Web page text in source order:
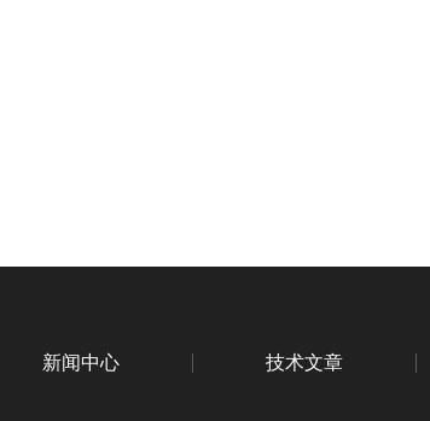
新闻中心 技术文章